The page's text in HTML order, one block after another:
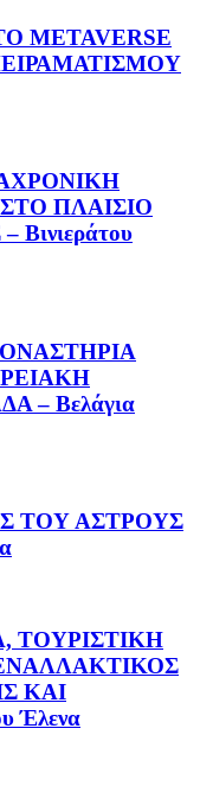
ΠΛΑΙΣΙΟ
– Βελάγια
ΤΟΥ ΑΣΤΡΟΥΣ
ΤΟΥΡΙΣΤΙΚΗ
ΚΑΙ
Έλενα